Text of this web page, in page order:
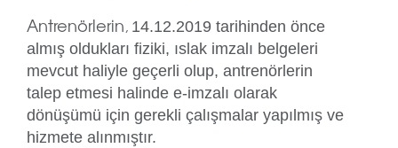
Antrenörlerin, 14.12.2019 tarihinden önce
almış oldukları fiziki, ıslak imzalı belgeleri
mevcut haliyle geçerli olup, antrenörlerin
talep etmesi halinde e-imzalı olarak
dönüşümü için gerekli çalışmalar yapılmış ve
hizmete alınmıştır.